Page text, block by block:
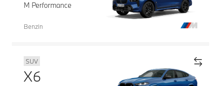
M Performance
Benzin
SUV
X6